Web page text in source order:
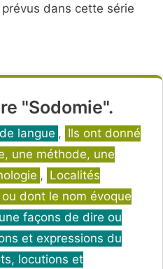
dans cette série
"Sodomie".
langue , Ils ont donné
une méthode, une
, Localités
dont le nom évoque
façons de dire ou
et expressions du
locutions et